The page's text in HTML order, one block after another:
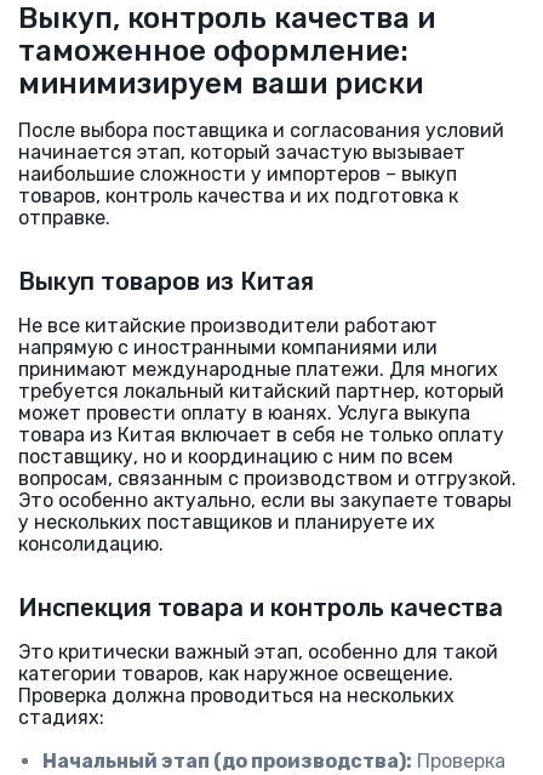
Выкуп, контроль качества и
таможенное оформление:
минимизируем ваши риски
После выбора поставщика и согласования условий
начинается этап, который зачастую вызывает
наибольшие сложности у импортеров – выкуп
товаров, контроль качества и их подготовка к
отправке.
Выкуп товаров из Китая
Не все китайские производители работают
напрямую с иностранными компаниями или
принимают международные платежи. Для многих
требуется локальный китайский партнер, который
может провести оплату в юанях. Услуга выкупа
товара из Китая включает в себя не только оплату
поставщику, но и координацию с ним по всем
вопросам, связанным с производством и отгрузкой.
Это особенно актуально, если вы закупаете товары
у нескольких поставщиков и планируете их
консолидацию.
Инспекция товара и контроль качества
Это критически важный этап, особенно для такой
категории товаров, как наружное освещение.
Проверка должна проводиться на нескольких
стадиях:
Начальный этап (до производства): Проверка